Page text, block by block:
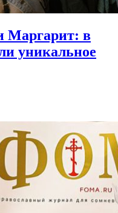
Маргарит: в
уникальное